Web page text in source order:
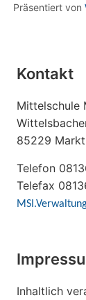
Präsentiert von
Kontakt
Mittelschule
85229
Telefon
Telefax
Inhaltlich